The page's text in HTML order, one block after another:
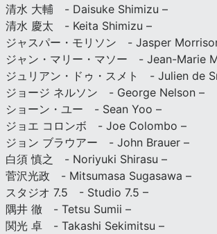
清水 大輔 - Daisuke Shimizu –
清水 慶太 - Keita Shimizu –
ジャスパー・モリソン - Jasper
ジャン・マリー・マソー - Jean-Marie
ジュリアン・ドゥ・スメト - Julien de
ジョージ ネルソン - George Nelson –
ショーン・ユー - Sean Yoo –
ジョエ コロンボ - Joe Colombo –
ジョン ブラウアー - John Brauer –
白須 慎之 - Noriyuki Shirasu –
菅沢光政 - Mitsumasa Sugasawa –
スタジオ 7.5 - Studio 7.5 –
隅井 徹 - Tetsu Sumii –
関光 卓 - Takashi Sekimitsu –